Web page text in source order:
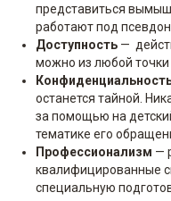
представиться
работают под
Доступность —
можно из любой точки
останется тайной.
за помощью на
тематике его
Профессионализм —
квалифицированные
специальную